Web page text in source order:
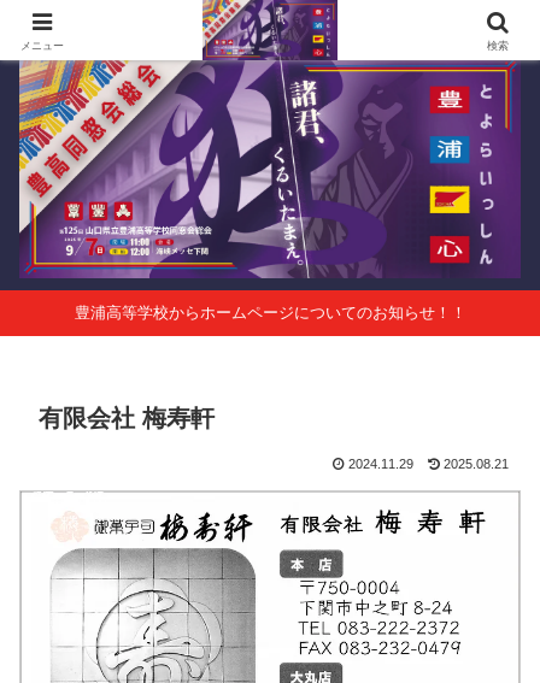
第125回山口県立豊浦高等学校同窓会総会 会報Vol.63
豊浦高等学校からホームページについてのお知らせ！！
有限会社 梅寿軒
2024.11.29 2025.08.21
メニュー 検索